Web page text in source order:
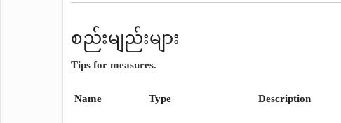
စည်းမျည်းများ
Tips for measures.
Name Type Description